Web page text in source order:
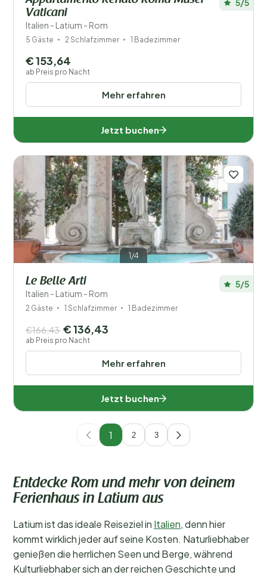
Vaticani
Italien - Latium - Rom
5 Gäste 2 Schlafzimmer 1 Badezimmer
Mehr erfahren
€ 153,64
ab Preis pro Nacht
Jetzt buchen
1/4
Le Belle Arti
Italien - Latium - Rom
5/5
2 Gäste 1 Schlafzimmer 1 Badezimmer
Mehr erfahren
€166,43 € 136,43
ab Preis pro Nacht
Jetzt buchen
1 2 3
Entdecke Rom und mehr von deinem
Ferienhaus in Latium aus
Latium ist das ideale Reiseziel in Italien, denn hier
kommt wirklich jeder auf seine Kosten. Naturliebhaber
genießen die herrlichen Seen und Berge, während
Kulturliebhaber sich an der reichen Geschichte und